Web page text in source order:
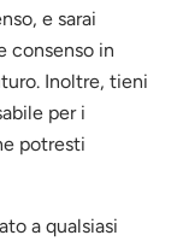
e sarai
consenso in
Inoltre, tieni
per i
potresti
a qualsiasi